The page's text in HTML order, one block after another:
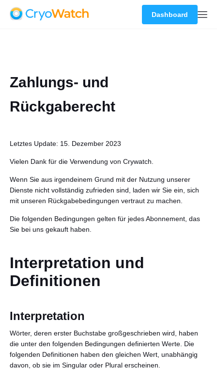
Deutsch
Dashboard
Zahlungs- und
Rückgaberecht
Letztes Update: 15. Dezember 2023
Vielen Dank für die Verwendung von Crywatch.
Wenn Sie aus irgendeinem Grund mit der Nutzung unserer
Dienste nicht vollständig zufrieden sind, laden wir Sie ein, sich
mit unseren Rückgabebedingungen vertraut zu machen.
Die folgenden Bedingungen gelten für jedes Abonnement, das
Sie bei uns gekauft haben.
Interpretation und
Definitionen
Interpretation
Wörter, deren erster Buchstabe großgeschrieben wird, haben
die unter den folgenden Bedingungen definierten Werte. Die
folgenden Definitionen haben den gleichen Wert, unabhängig
davon, ob sie im Singular oder Plural erscheinen.